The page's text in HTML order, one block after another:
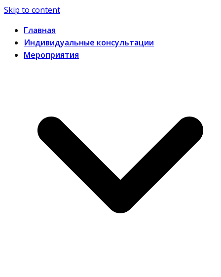
Skip to content
Главная
Индивидуальные консультации
Мероприятия